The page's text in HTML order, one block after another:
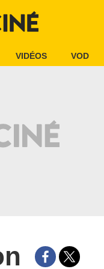
VIDÉOS VOD